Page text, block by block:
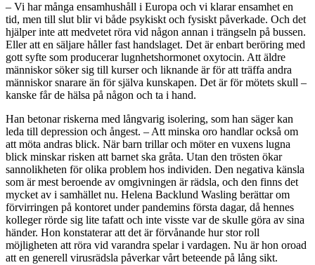
– Vi har många ensamhushåll i Europa och vi klarar ensamhet en
tid, men till slut blir vi både psykiskt och fysiskt påverkade. Och det
hjälper inte att medvetet röra vid någon annan i trängseln på bussen.
Eller att en säljare håller fast handslaget. Det är enbart beröring med
gott syfte som producerar lugnhetshormonet oxytocin. Att äldre
människor söker sig till kurser och liknande är för att träffa andra
människor snarare än för själva kunskapen. Det är för mötets skull –
kanske får de hälsa på någon och ta i hand.
Han betonar riskerna med långvarig isolering, som han säger kan
leda till depression och ångest. – Att minska oro handlar också om
att möta andras blick. När barn trillar och möter en vuxens lugna
blick minskar risken att barnet ska gråta. Utan den trösten ökar
sannolikheten för olika problem hos individen. Den negativa känsla
som är mest beroende av omgivningen är rädsla, och den finns det
mycket av i samhället nu. Helena Backlund Wasling berättar om
förvirringen på kontoret under pandemins första dagar, då hennes
kolleger rörde sig lite tafatt och inte visste var de skulle göra av sina
händer. Hon konstaterar att det är förvånande hur stor roll
möjligheten att röra vid varandra spelar i vardagen. Nu är hon oroad
att en generell virusrädsla påverkar vårt beteende på lång sikt.